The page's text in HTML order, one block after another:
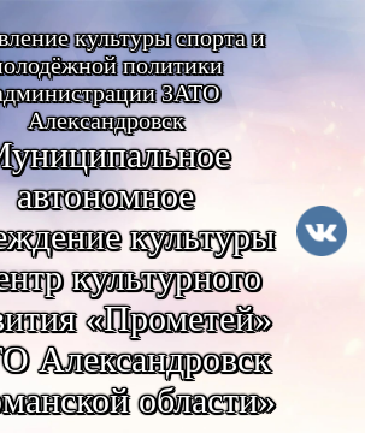
культуры спорта и
молодёжной политики
администрации ЗАТО
Александровск
автономное
культуры
культурного
«Прометей»
Александровск
области»